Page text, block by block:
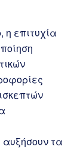
η επιτυχία
αυξήσουν τα